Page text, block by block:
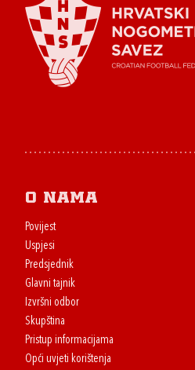
O nama
Povijest
Uspjesi
Predsjednik
Glavni tajnik
Izvršni odbor
Skupština
Pristup informacijama
Opći uvjeti korištenja